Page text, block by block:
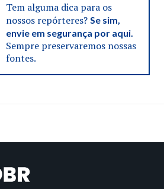
Tem alguma dica para os
nossos repórteres? Se sim,
envie em segurança por aqui.
Sempre preservaremos nossas
fontes.